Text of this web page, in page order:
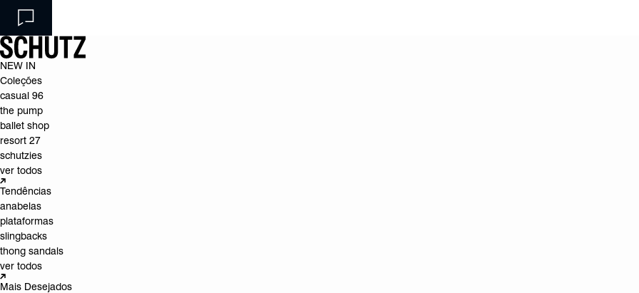
NEW IN
Coleções
casual 96
the pump
ballet shop
resort 27
schutzies
ver todos
Tendências
anabelas
plataformas
slingbacks
thong sandals
ver todos
Mais Desejados